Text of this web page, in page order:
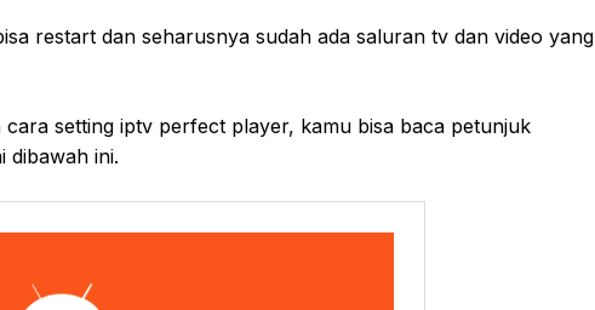
restart dan seharusnya sudah ada saluran tv dan video yang
cara setting iptv perfect player, kamu bisa baca petunjuk
dibawah ini.